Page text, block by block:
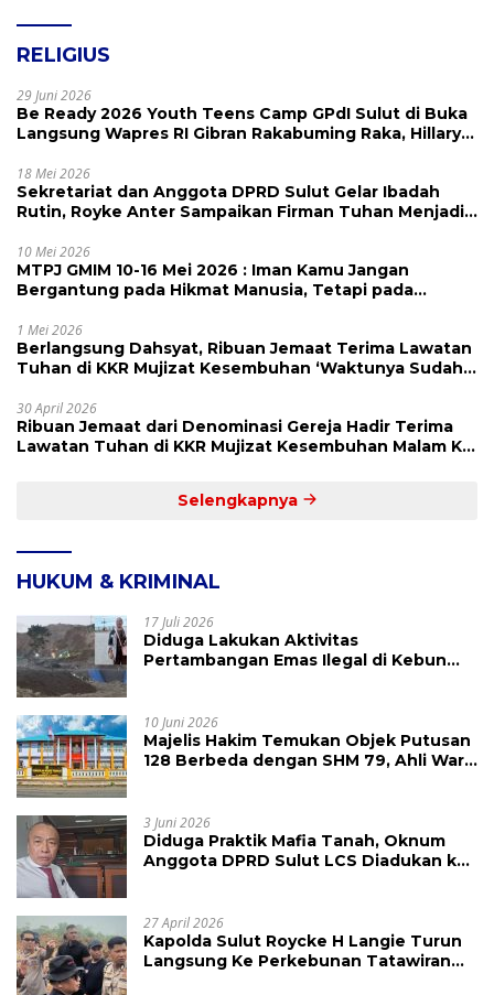
RELIGIUS
29 Juni 2026
Be Ready 2026 Youth Teens Camp GPdI Sulut di Buka
Langsung Wapres RI Gibran Rakabuming Raka, Hillary
18 Mei 2026
Sekretariat dan Anggota DPRD Sulut Gelar Ibadah
Rutin, Royke Anter Sampaikan Firman Tuhan Menjadi
10 Mei 2026
MTPJ GMIM 10-16 Mei 2026 : Iman Kamu Jangan
Bergantung pada Hikmat Manusia, Tetapi pada
1 Mei 2026
Berlangsung Dahsyat, Ribuan Jemaat Terima Lawatan
Tuhan di KKR Mujizat Kesembuhan ‘Waktunya Sudah
30 April 2026
Ribuan Jemaat dari Denominasi Gereja Hadir Terima
Lawatan Tuhan di KKR Mujizat Kesembuhan Malam Ke
Selengkapnya
HUKUM & KRIMINAL
17 Juli 2026
Diduga Lakukan Aktivitas
Pertambangan Emas Ilegal di Kebun
10 Juni 2026
Majelis Hakim Temukan Objek Putusan
128 Berbeda dengan SHM 79, Ahli Waris
3 Juni 2026
Diduga Praktik Mafia Tanah, Oknum
Anggota DPRD Sulut LCS Diadukan ke
27 April 2026
Kapolda Sulut Roycke H Langie Turun
Langsung Ke Perkebunan Tatawiran